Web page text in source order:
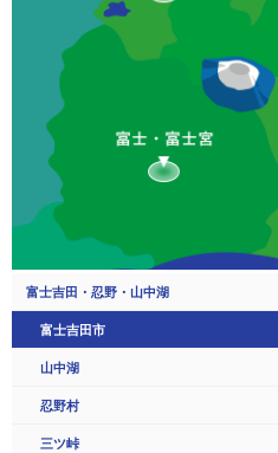
富士吉田・忍野・山中湖
富士吉田市
山中湖
忍野村
三ツ峠